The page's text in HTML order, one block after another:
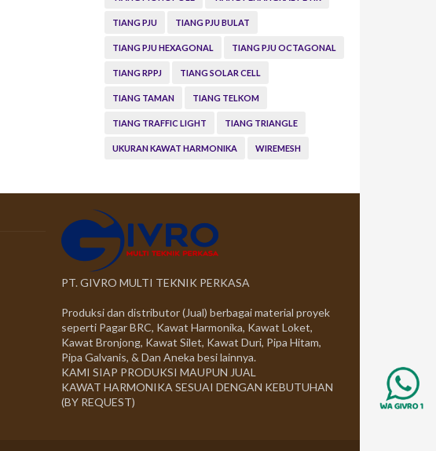
TIANG PJU TIANG PJU BULAT
TIANG PJU HEXAGONAL TIANG PJU OCTAGONAL
TIANG RPPJ TIANG SOLAR CELL
TIANG TAMAN TIANG TELKOM
TIANG TRAFFIC LIGHT TIANG TRIANGLE
UKURAN KAWAT HARMONIKA WIREMESH
PT. GIVRO MULTI TEKNIK PERKASA
Produksi dan distributor (Jual) berbagai material proyek
seperti Pagar BRC, Kawat Harmonika, Kawat Loket,
Kawat Bronjong, Kawat Silet, Kawat Duri, Pipa Hitam,
Pipa Galvanis, & Dan Aneka besi lainnya.
KAMI SIAP PRODUKSI MAUPUN JUAL
KAWAT HARMONIKA SESUAI DENGAN KEBUTUHAN
(BY REQUEST)